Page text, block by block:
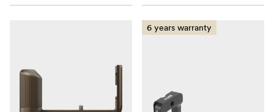
6 years warranty